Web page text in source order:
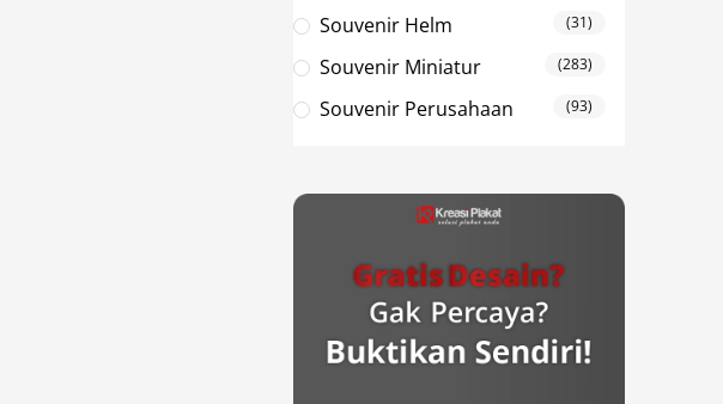
Souvenir Helm (31)
Souvenir Miniatur (283)
Souvenir Perusahaan (93)